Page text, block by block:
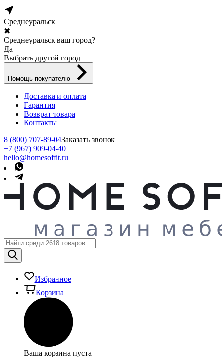
Среднеуральск
✖
Среднеуральск ваш город?
Да
Выбрать другой город
Помощь покупателю
Доставка и оплата
Гарантия
Возврат товара
Контакты
8 (800) 707-89-04Заказать звонок
+7 (967) 909-04-40
hello@homesoffit.ru
Избранное
Корзина
Ваша корзина пуста